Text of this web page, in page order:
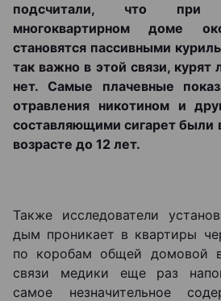
подсчитали, что при
многоквартирном доме
становятся пассивными
так важно в этой связи,
нет. Самые плачевные
отравления никотином и
составляющими сигарет были
возрасте до 12 лет.
Также исследователи
дым проникает в квартиры
по коробам общей домовой
связи медики еще раз
самое незначительное